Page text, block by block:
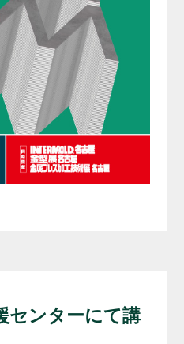
センターにて講